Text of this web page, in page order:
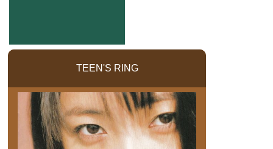
TEEN'S RING